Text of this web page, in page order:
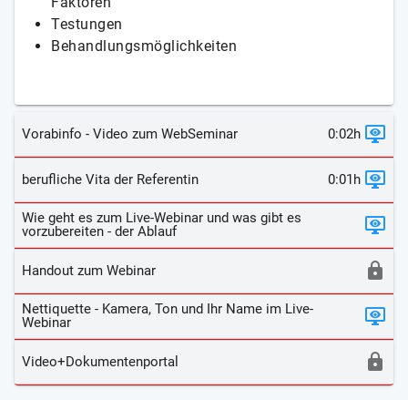
Testungen
Behandlungsmöglichkeiten
Vorabinfo - Video zum WebSeminar 0:02h
berufliche Vita der Referentin 0:01h
Wie geht es zum Live-Webinar und was gibt es
vorzubereiten - der Ablauf
Handout zum Webinar
Nettiquette - Kamera, Ton und Ihr Name im Live-
Webinar
Video+Dokumentenportal